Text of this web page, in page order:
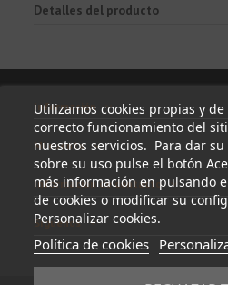
Detalles del producto
Utilizamos cookies propias y
correcto funcionamiento del
nuestros servicios. Para dar
sobre su uso pulse el botón
más información en pulsando
de cookies o modificar su
Personalizar cookies.
Política de cookies
Información
Mi cuenta
Información de contacto
Síguenos